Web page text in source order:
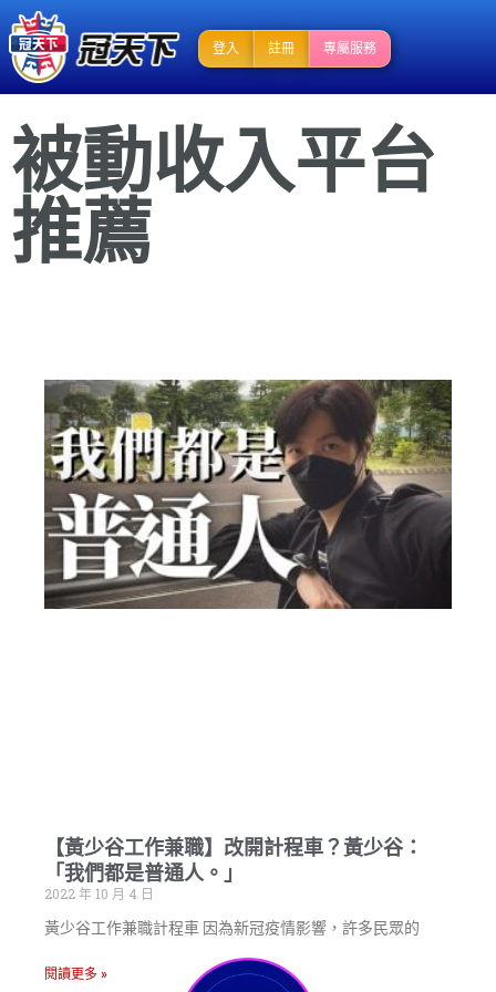
登入 註冊 專屬服務
被動收入平台
推薦
【黃少谷工作兼職】改開計程車？黃少谷：
「我們都是普通人。」
2022 年 10 月 4 日
黃少谷工作兼職計程車 因為新冠疫情影響，許多民眾的
閱讀更多 »